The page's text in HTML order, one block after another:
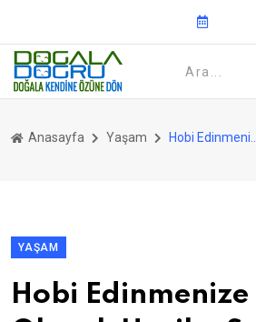
Anasayfa Yaşam
YAŞAM
Hobi